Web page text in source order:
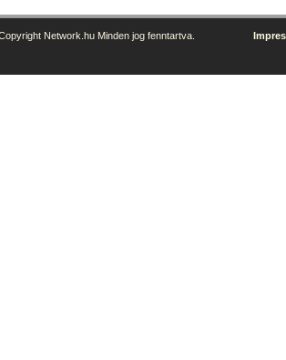
Network.hu Minden jog fenntartva.